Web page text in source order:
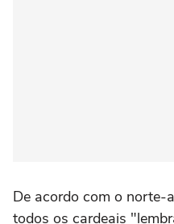
De acordo com o norte-
todos os cardeais